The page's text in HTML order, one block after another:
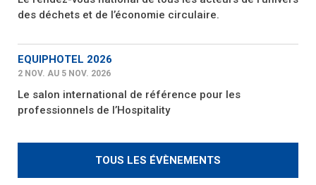
des déchets et de l’économie circulaire.
EQUIPHOTEL 2026
2 NOV. AU 5 NOV. 2026
Le salon international de référence pour les
professionnels de l’Hospitality
TOUS LES ÉVÈNEMENTS